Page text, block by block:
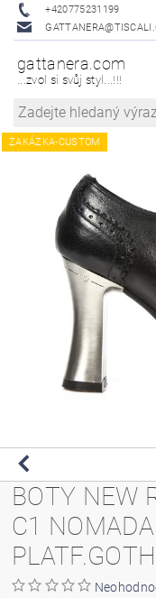
+420775231199
gattanera.com
...zvol si svůj styl...!!!
ZAKÁZKA-CUSTOM
BOTY NEW
C1